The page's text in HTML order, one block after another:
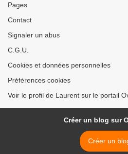
Pages
Contact
Signaler un abus
C.G.U.
Cookies et données personnelles
Préférences cookies
Voir le profil de Laurent sur le portail
Créer un blog sur
Créer un